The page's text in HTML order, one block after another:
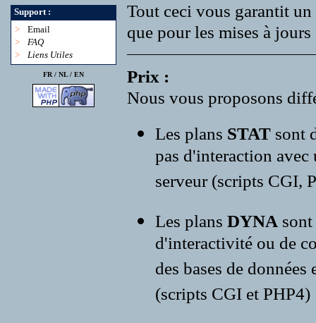
Support :
>
Email
>
FAQ
>
Liens Utiles
FR / NL/ EN
Tout ceci vous garantit
que pour les mises à
Prix :
Nous vous proposons
Les plans STAT sont
pas d'interaction avec
serveur (scripts CGI,
Les plans DYNA
d'interactivité ou de
des bases de
(scripts CGI et PHP4)